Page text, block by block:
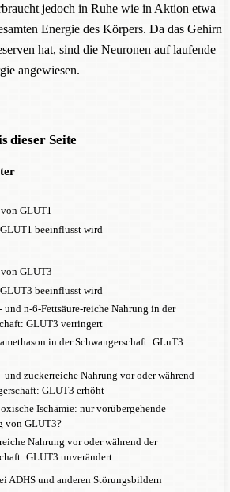
jedoch in Ruhe wie in Aktion etwa
Energie des Körpers. Da das Gehirn
hat, sind die Neuronen auf laufende
angewiesen.
dieser Seite
GLUT1
beeinflusst wird
GLUT3
beeinflusst wird
und n-6-Fettsäure-reiche Nahrung in der
GLUT3 verringert
in der Schwangerschaft: GLuT3
und zuckerreiche Nahrung vor oder während
GLUT3 erhöht
Ischämie: nur vorübergehende
von GLUT3?
Nahrung vor oder während der
GLUT3 unverändert
ADHS und anderen Störungsbildern